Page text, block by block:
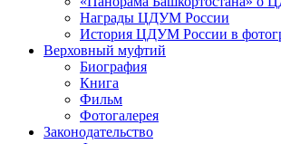
Награды ЦДУМ России
История ЦДУМ России в
Верховный муфтий
Биография
Книга
Фильм
Фотогалерея
Законодательство